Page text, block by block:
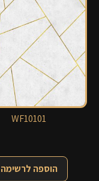
WF10101
הוספה לרשימה